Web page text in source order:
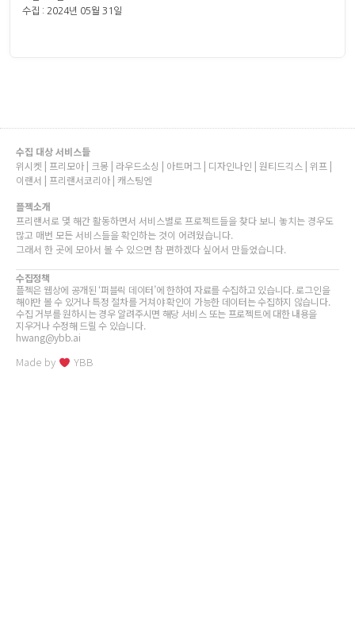
수집 : 2024년 05월 31일
수집 대상 서비스들
위시켓 | 프리모아 | 크몽 | 라우드소싱 | 아트머그 | 디자인나인 | 원티드긱스 | 위프 |
이랜서 | 프리랜서코리아 | 캐스팅엔
플젝소개
프리랜서로 몇 해간 활동하면서 서비스별로 프로젝트들을 찾다 보니 놓치는 경우도
많고 매번 모든 서비스들을 확인하는 것이 어려웠습니다.
그래서 한 곳에 모아서 볼 수 있으면 참 편하겠다 싶어서 만들었습니다.
수집정책
플젝은 웹상에 공개된 ‘퍼블릭 데이터’에 한하여 자료를 수집하고 있습니다. 로그인을
해야만 볼 수 있거나 특정 절차를 거쳐야 확인이 가능한 데이터는 수집하지 않습니다.
수집 거부를 원하시는 경우 알려주시면 해당 서비스 또는 프로젝트에 대한 내용을
지우거나 수정해 드릴 수 있습니다.
hwang@ybb.ai
Made by YBB